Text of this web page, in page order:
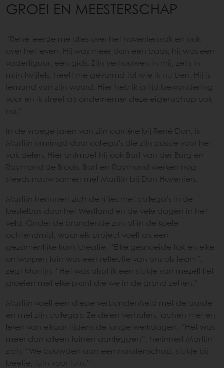
GROEI EN MEESTERSCHAP
“René leerde me alles over het hoveniersvak en ook
over het leven. Hij was meer dan een baas; hij was een
vaderfiguur, een gids. Zijn vertrouwen in mij, zelfs in
mijn twijfels, heeft me gevormd tot wie ik nu ben. Hij is
iemand van zijn woord. Hier heb ik altijd bewondering
voor en ik streef als ondernemer deze eigenschap ook
na.”
In de vroege jaren van zijn carrière bij René Don, is
Martijn omringd door collega's die zijn passie voor het
vak delen. Hier ontmoet hij ook Bart van der Burg en
Raymond de Bloois. Bart en Raymond werken nog
steeds nauw samen met Martijn bij Don Hoveniers.
Martijn herinnert zich de ritjes met collega’s in de
bestelbus door het Westland en de vele dagen in het
veld. Onder de brandende zon of in de koele
ochtendmist, waar elk project voelt als een
gezamenlijke kunstcreatie. “Elke gesnoeide tak en elke
ontworpen tuin was een reflectie van ons als team”,
zegt Martijn. “Het was alsof ik een stukje van mezelf liet
groeien met elke plant die we in de grond zetten.”
Martijn voelt een diepe verbondenheid met de aarde
en met zijn collega's. Ze delen verhalen, lachen met en
leren van elkaar tijdens de lange werkdagen. “Het was
meer dan alleen tuinen aanleggen”, herinnert Martijn
zich. “We bouwden aan een nalatenschap, stukje bij
beetje, tuin voor tuin.”